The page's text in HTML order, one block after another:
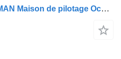
Crémaillère de direction MAN Maison de pilotage Occ 81462006536 pour camion